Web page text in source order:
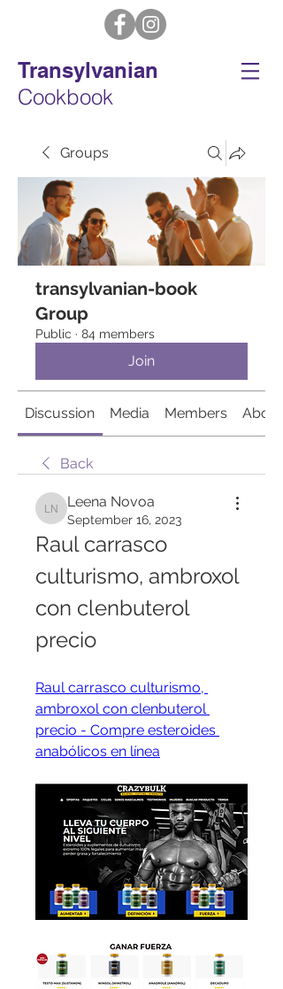
Transylvanian
Cookbook
Groups
transylvanian-book
Group
Public · 84 members
Join
Discussion Media Members About
Back
Leena Novoa
Leena Novoa
September 16, 2023
Raul carrasco
culturismo, ambroxol
con clenbuterol
precio
Raul carrasco culturismo,
ambroxol con clenbuterol
precio - Compre esteroides
anabólicos en línea